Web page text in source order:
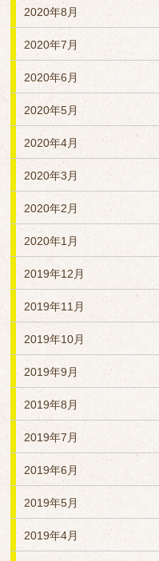
2020年8月
2020年7月
2020年6月
2020年5月
2020年4月
2020年3月
2020年2月
2020年1月
2019年12月
2019年11月
2019年10月
2019年9月
2019年8月
2019年7月
2019年6月
2019年5月
2019年4月